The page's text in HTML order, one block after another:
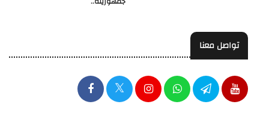
تواصل معنا